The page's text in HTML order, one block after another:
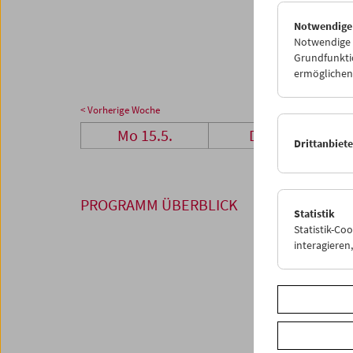
05
< Vorherige Woche
Mo 15.5. Di 16.5.
PROGRAMM ÜBERBLICK
Notwendige
Statistik
Statistik-